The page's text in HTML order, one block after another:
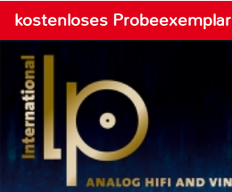
kostenloses Probeexemplar